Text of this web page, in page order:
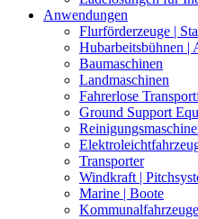
Anwendungen
Flurförderzeuge |
Hubarbeitsbühnen |
Baumaschinen
Landmaschinen
Fahrerlose
Ground Support
Transporter
Windkraft |
Marine | Boote
Kommunalfahrzeuge